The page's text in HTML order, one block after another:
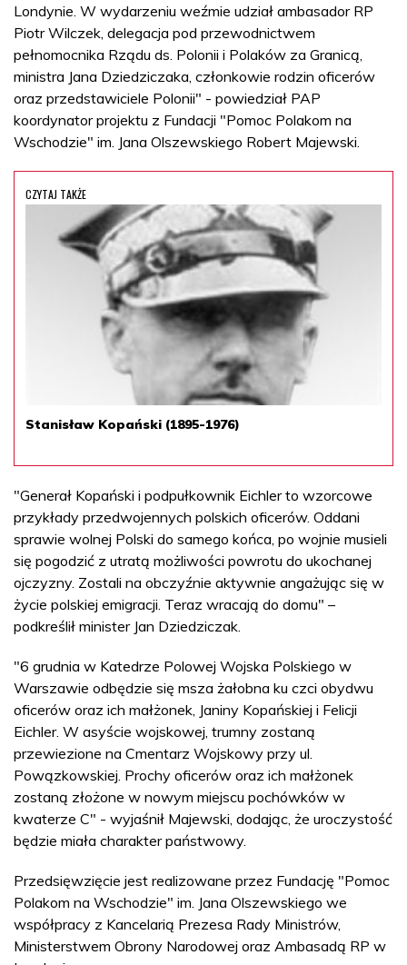
Londynie. W wydarzeniu weźmie udział ambasador RP
Piotr Wilczek, delegacja pod przewodnictwem
pełnomocnika Rządu ds. Polonii i Polaków za Granicą,
ministra Jana Dziedziczaka, członkowie rodzin oficerów
oraz przedstawiciele Polonii" - powiedział PAP
koordynator projektu z Fundacji "Pomoc Polakom na
Wschodzie" im. Jana Olszewskiego Robert Majewski.
CZYTAJ TAKŻE
Stanisław Kopański (1895-1976)
"Generał Kopański i podpułkownik Eichler to wzorcowe
przykłady przedwojennych polskich oficerów. Oddani
sprawie wolnej Polski do samego końca, po wojnie musieli
się pogodzić z utratą możliwości powrotu do ukochanej
ojczyzny. Zostali na obczyźnie aktywnie angażując się w
życie polskiej emigracji. Teraz wracają do domu" –
podkreślił minister Jan Dziedziczak.
"6 grudnia w Katedrze Polowej Wojska Polskiego w
Warszawie odbędzie się msza żałobna ku czci obydwu
oficerów oraz ich małżonek, Janiny Kopańskiej i Felicji
Eichler. W asyście wojskowej, trumny zostaną
przewiezione na Cmentarz Wojskowy przy ul.
Powązkowskiej. Prochy oficerów oraz ich małżonek
zostaną złożone w nowym miejscu pochówków w
kwaterze C" - wyjaśnił Majewski, dodając, że uroczystość
będzie miała charakter państwowy.
Przedsięwzięcie jest realizowane przez Fundację "Pomoc
Polakom na Wschodzie" im. Jana Olszewskiego we
współpracy z Kancelarią Prezesa Rady Ministrów,
Ministerstwem Obrony Narodowej oraz Ambasadą RP w